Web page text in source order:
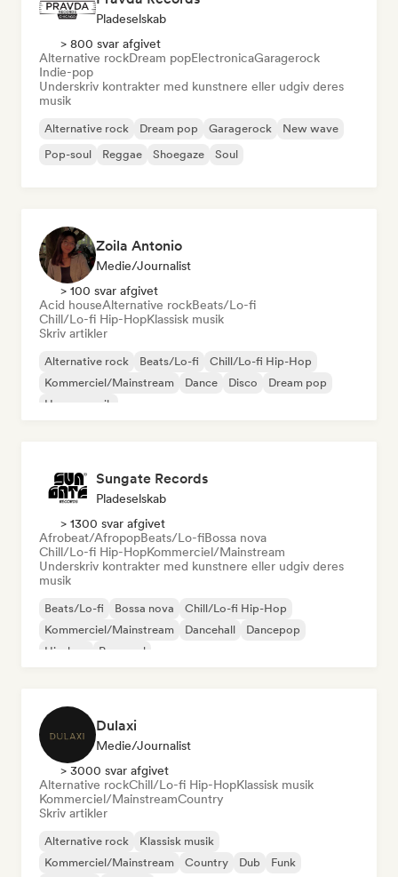
Pladeselskab
> 800 svar afgivet
Alternative rockDream popElectronicaGaragerock
Indie-pop
Underskriv kontrakter med kunstnere eller udgiv deres
musik
Alternative rock Dream pop Garagerock
New wave
Pop-soul
Reggae Shoegaze Soul
Zoila Antonio
Medie/journalist
> 100 svar afgivet
Acid houseAlternative rockBeats/Lo-fi
Chill/Lo-fi Hip-HopKlassisk musik
Skriv artikler
Alternative rock Beats/Lo-fi
Chill/Lo-fi Hip-Hop
Kommerciel/Mainstream
Dance Disco
Dream pop
House-musik
Sungate Records
Pladeselskab
> 1300 svar afgivet
Afrobeat/AfropopBeats/Lo-fiBossa nova
Chill/Lo-fi Hip-HopKommerciel/Mainstream
Underskriv kontrakter med kunstnere eller udgiv deres
musik
Beats/Lo-fi Bossa nova
Chill/Lo-fi Hip-Hop
Kommerciel/Mainstream
Dancehall
Dancepop
Hip-hop
Pop-soul
Dulaxi
Medie/journalist
> 3000 svar afgivet
Alternative rockChill/Lo-fi Hip-HopKlassisk musik
Kommerciel/MainstreamCountry
Skriv artikler
Alternative rock
Klassisk musik
Kommerciel/Mainstream
Country Dub Funk